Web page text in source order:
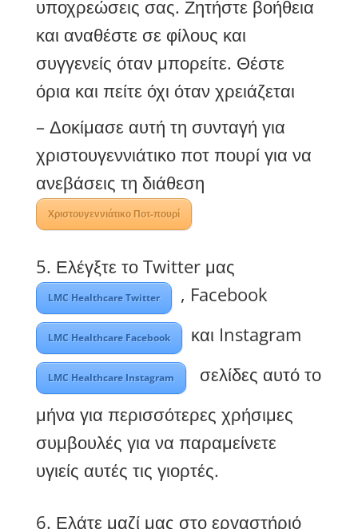
υποχρεώσεις σας. Ζητήστε βοήθεια
και αναθέστε σε φίλους και
συγγενείς όταν μπορείτε. Θέστε
όρια και πείτε όχι όταν χρειάζεται
– Δοκίμασε αυτή τη συνταγή για
χριστουγεννιάτικο ποτ πουρί για να
ανεβάσεις τη διάθεση
Χριστουγεννιάτικο Ποτ-πουρί
5. Ελέγξτε το Twitter μας
LMC Healthcare Twitter , Facebook
LMC Healthcare Facebook και Instagram
LMC Healthcare Instagram
σελίδες αυτό το
μήνα για περισσότερες χρήσιμες
συμβουλές για να παραμείνετε
υγιείς αυτές τις γιορτές.
6. Ελάτε μαζί μας στο εργαστήριό